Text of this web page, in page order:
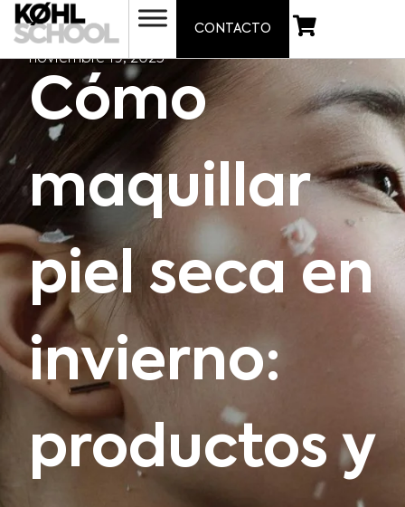
CONTACTO
noviembre 19, 2025
Cómo
maquillar
piel seca en
invierno:
productos y